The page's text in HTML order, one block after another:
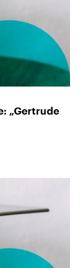
„Gertrude